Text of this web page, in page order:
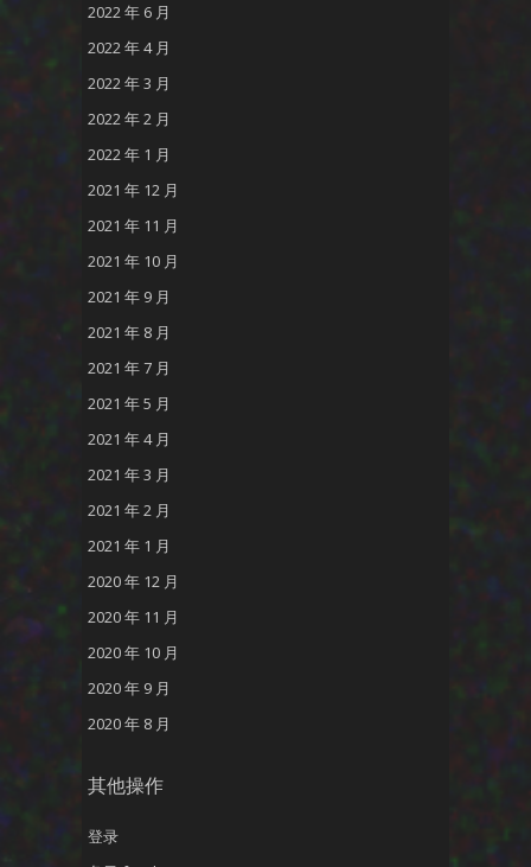
2022 年 6 月
2022 年 4 月
2022 年 3 月
2022 年 2 月
2022 年 1 月
2021 年 12 月
2021 年 11 月
2021 年 10 月
2021 年 9 月
2021 年 8 月
2021 年 7 月
2021 年 5 月
2021 年 4 月
2021 年 3 月
2021 年 2 月
2021 年 1 月
2020 年 12 月
2020 年 11 月
2020 年 10 月
2020 年 9 月
2020 年 8 月
其他操作
登录